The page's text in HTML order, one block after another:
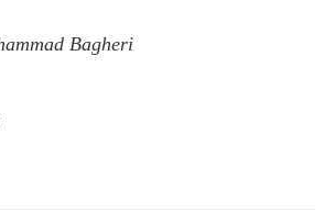
Bagheri